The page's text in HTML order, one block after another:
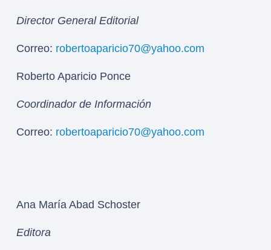
Director General Editorial
Correo: robertoaparicio70@yahoo.com
Roberto Aparicio Ponce
Coordinador de Información
Correo: robertoaparicio70@yahoo.com
Ana María Abad Schoster
Editora